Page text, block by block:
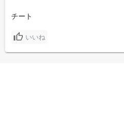
チート
いいね